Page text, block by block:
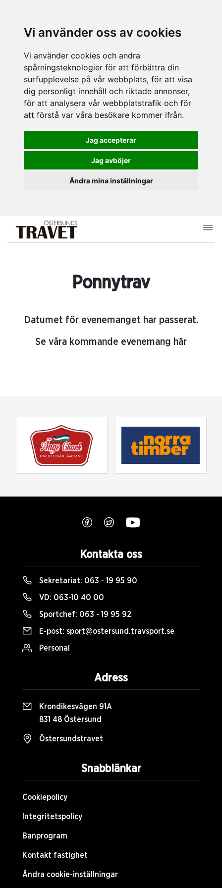
Vi använder oss av cookies
Vi använder cookies och andra
spårningsteknologier för att förbättra din
surfupplevelse på vår webbplats, för att visa
dig personligt innehåll och riktade annonser,
för att analysera vår webbplatstrafik och för
att förstå var våra besökare kommer ifrån.
Jag accepterar
Jag avböjer
Ändra mina inställningar
Ponnytrav
Datumet för evenemanget har passerat.
Se våra kommande evenemang här
Snabblänkar
Cookiepolicy
Integritetspolicy
Banprogram
Kontakt fastighet
Ändra cookie-inställningar
Kontakta oss
Sekretariat: 063 - 19 95 90
VD: 063-10 40 00
Sportchef: 063 - 19 95 92
E-post: sport@ostersund.travsport.se
Personal
Adress
Krondikesvägen 91A
831 48 Östersund
Östersundstravet